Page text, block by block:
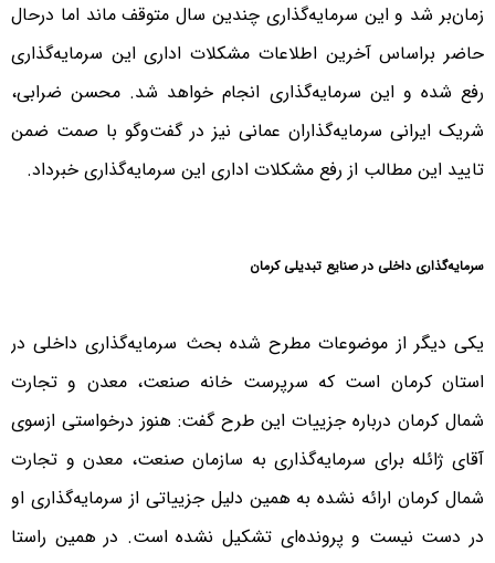
زمان‌بر شد و این سرمایه‌گذاری چندین سال متوقف ماند اما درحال
حاضر براساس آخرین اطلاعات مشکلات اداری این سرمایه‌گذاری
رفع شده و این سرمایه‌گذاری انجام خواهد شد. محسن ضرابی،
شریک ایرانی سرمایه‌گذاران عمانی نیز در گفت‌وگو با صمت ضمن
تایید این مطالب از رفع مشکلات اداری این سرمایه‌گذاری خبرداد.
سرمایه‌گذاری داخلی در صنایع تبدیلی کرمان
یکی دیگر از موضوعات مطرح شده بحث سرمایه‌گذاری داخلی در
استان کرمان است که سرپرست خانه صنعت، معدن و تجارت
شمال کرمان درباره جزییات این طرح گفت: هنوز درخواستی ازسوی
آقای ژائله برای سرمایه‌گذاری به سازمان صنعت، معدن و تجارت
شمال کرمان ارائه نشده به همین دلیل جزییاتی از سرمایه‌گذاری او
در دست نیست و پرونده‌ای تشکیل نشده است. در همین راستا